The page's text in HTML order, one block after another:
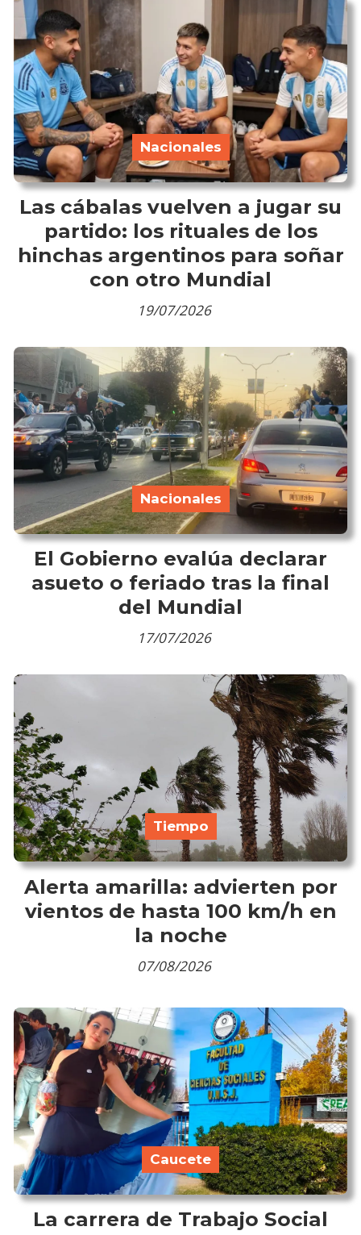
Las cábalas vuelven a jugar su
partido: los rituales de los
hinchas argentinos para soñar
con otro Mundial
Nacionales
19/07/2026
El Gobierno evalúa declarar
asueto o feriado tras la final
del Mundial
Nacionales
17/07/2026
Alerta amarilla: advierten por
vientos de hasta 100 km/h en
la noche
Tiempo
07/08/2026
La carrera de Trabajo Social
Caucete